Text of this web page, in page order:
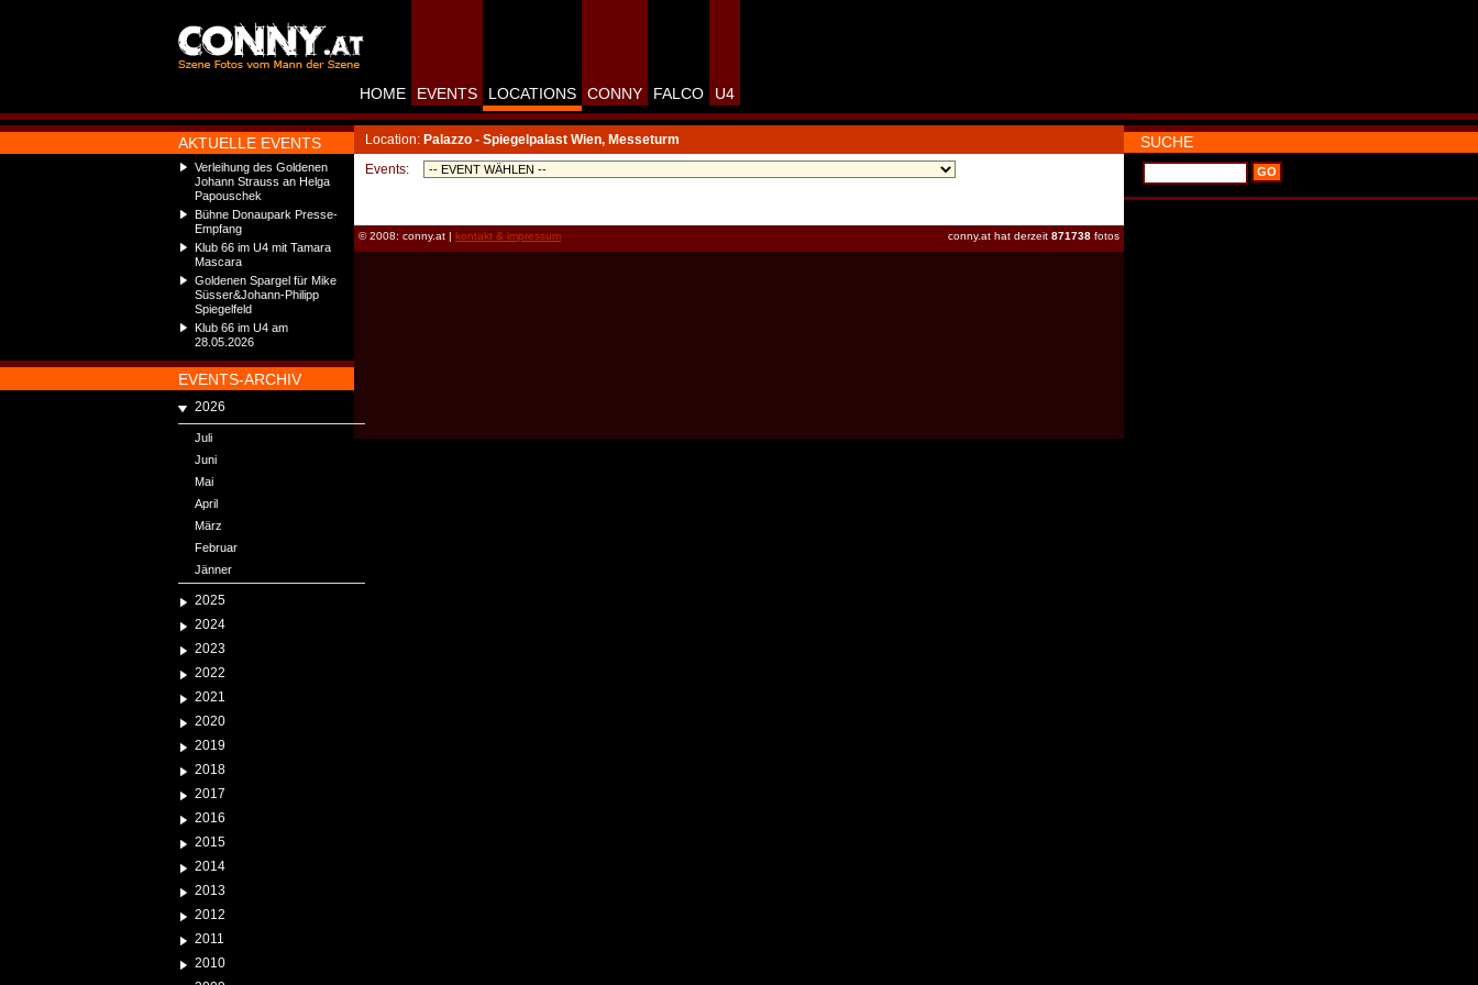
AKTUELLE EVENTS
Verleihung des Goldenen
Johann Strauss an Helga
Papouschek
Bühne Donaupark Presse-
Empfang
Klub 66 im U4 mit Tamara
Mascara
Goldenen Spargel für Mike
Süsser&Johann-Philipp
Spiegelfeld
Klub 66 im U4 am
28.05.2026
EVENTS-ARCHIV
2026
Juli
Juni
Mai
April
März
Februar
Jänner
2025
2024
2023
2022
2021
2020
2019
2018
2017
2016
2015
2014
2013
2012
2011
2010
HOME EVENTS LOCATIONS CONNY FALCO U4
Location: Palazzo - Spiegelpalast Wien, Messeturm
Events:
conny.at hat derzeit 871738 fotos
© 2008: conny.at | kontakt & impressum
SUCHE